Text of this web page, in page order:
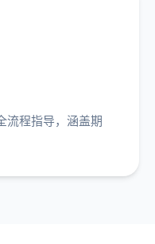
流程指导，涵盖期